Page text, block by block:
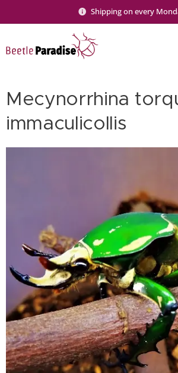
Shipping on every
Mecynorrhina
immaculicollis